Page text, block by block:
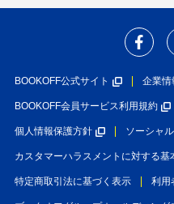
BOOKOFF公式サイト 企業情
BOOKOFF会員サービス利用規約
個人情報保護方針 ソーシャ
カスタマーハラスメントに対する基
特定商取引法に基づく表示 利用